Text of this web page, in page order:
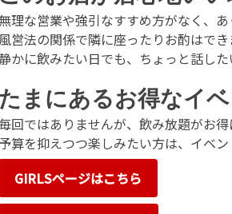
理な営業や強引なすすめ方がなく、
風営法の関係で隣に座ったりお酌はで
かに飲みたい日でも、ちょっと話した
たまにあるお得なイベ
毎回ではありませんが、飲み放題がお
予算を抑えつつ楽しみたい方は、イベン
GIRLSページはこちら